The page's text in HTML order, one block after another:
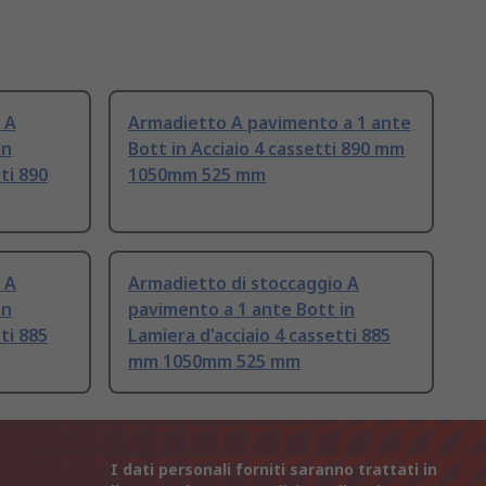
890
Armadietto A pavimento a 1 ante
Bott in Acciaio 4 cassetti 890 mm
1050mm 525 mm
885
Armadietto di stoccaggio A
pavimento a 1 ante Bott in
Lamiera d'acciaio 4 cassetti 885
mm 1050mm 525 mm
I dati personali forniti saranno trattati in